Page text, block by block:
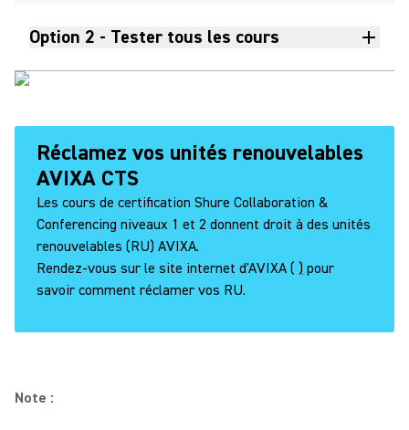
Option 2 - Tester tous les cours
Réclamez vos unités renouvelables
AVIXA CTS
Les cours de certification Shure Collaboration &
Conferencing niveaux 1 et 2 donnent droit à des unités
renouvelables (RU) AVIXA.
Rendez-vous sur le site internet d'AVIXA ( ) pour
savoir comment réclamer vos RU.
Note :